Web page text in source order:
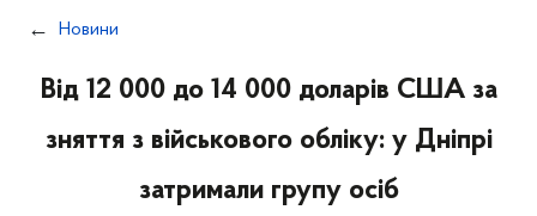
Новини
Від 12 000 до 14 000 доларів США за
зняття з військового обліку: у Дніпрі
затримали групу осіб